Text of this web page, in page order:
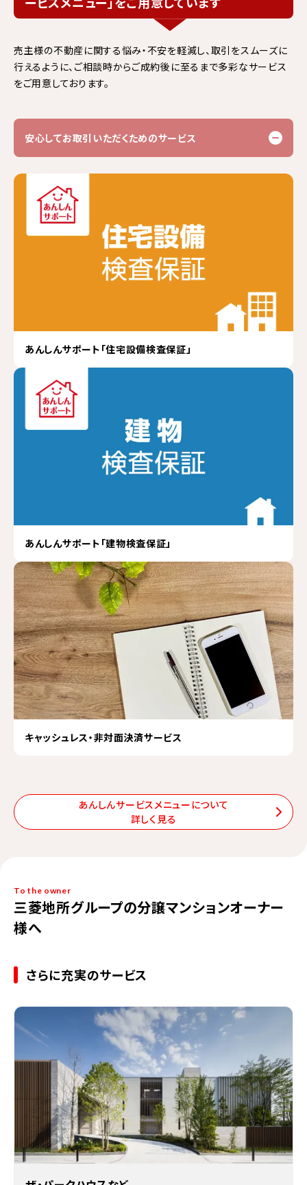
売主様の不動産に関する悩み・不安を軽減し、取引をスムーズに
行えるように、ご相談時からご成約後に至るまで多彩なサービス
をご用意しております。​
安心してお取引いただくためのサービス
あんしんサポート「住宅設備検査保証」
あんしんサポート「建物検査保証」
キャッシュレス・非対面決済サービス
あんしんサービスメニューについて
詳しく見る
To the owner
三菱地所グループの分譲マンションオーナー
様へ
さらに充実のサービス